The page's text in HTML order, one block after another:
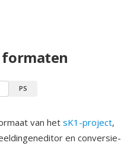
formaten
PS
van hetsK1-project,
en conversie-